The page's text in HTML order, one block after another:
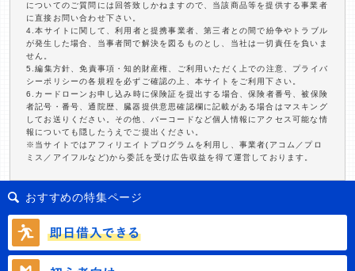
についてのご質問には回答致しかねますので、当該商品等を提供する事業者
に直接お問い合わせ下さい。
4.本サイトに関して、利用者と提携事業者、第三者との間で紛争やトラブル
が発生した場合、当事者間で解決を図るものとし、当社は一切責任を負いま
せん。
5.編集方針、免責事項・知的財産権、ご利用いただく上での注意、プライバ
シーポリシーの各規程を必ずご確認の上、本サイトをご利用下さい。
6.カードローンお申し込み時に保険証を提出する場合、保険者番号、被保険
者記号・番号、通院歴、臓器提供意思確認欄に記載がある場合はマスキング
してお送りください。その他、バーコードなど個人情報にアクセス可能な情
報についても隠したうえでご提出ください。
※当サイトではアフィリエイトプログラムを利用し、事業者(アコム／プロ
ミス／アイフルなど)から委託を受け広告収益を得て運営しております。
おすすめの特集ページ